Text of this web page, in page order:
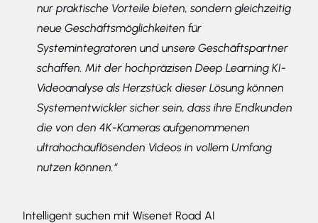
nur praktische Vorteile bieten, sondern gleichzeitig
neue Geschäftsmöglichkeiten für
Systemintegratoren und unsere Geschäftspartner
schaffen. Mit der hochpräzisen Deep Learning KI-
Videoanalyse als Herzstück dieser Lösung können
Systementwickler sicher sein, dass ihre Endkunden
die von den 4K-Kameras aufgenommenen
ultrahochauflösenden Videos in vollem Umfang
nutzen können.“
Intelligent suchen mit Wisenet Road AI